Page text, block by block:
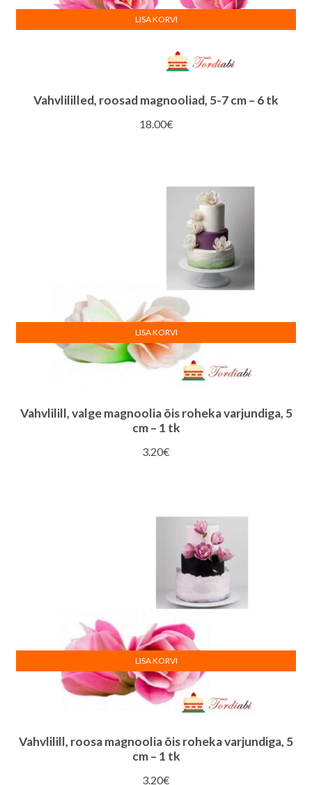
Vahvlililled, roosad magnooliad, 5-7 cm – 6 tk
18.00€
LISA KORVI
Vahvlilill, valge magnoolia õis roheka varjundiga, 5
cm – 1 tk
3.20€
LISA KORVI
Vahvlilill, roosa magnoolia õis roheka varjundiga, 5
cm – 1 tk
3.20€
LISA KORVI